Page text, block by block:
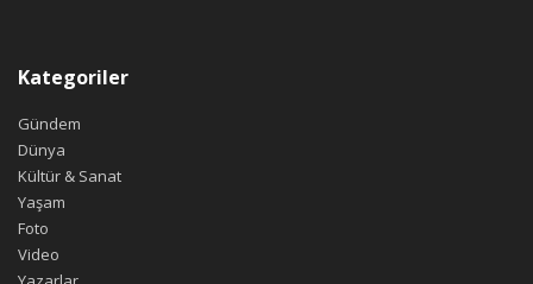
Kategoriler
Gündem
Dünya
Kültür & Sanat
Yaşam
Foto
Video